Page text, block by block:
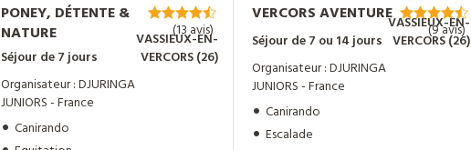
PONEY, DÉTENTE &
NATURE
Séjour de 7 jours
VASSIEUX-EN-
VERCORS (26)
Organisateur : DJURINGA
JUNIORS - France
Canirando
(13 avis)
VERCORS AVENTURE
Séjour de 7 ou 14 jours
VASSIEUX-EN-
VERCORS (26)
Organisateur : DJURINGA
JUNIORS - France
Canirando
Escalade
(9 avis)